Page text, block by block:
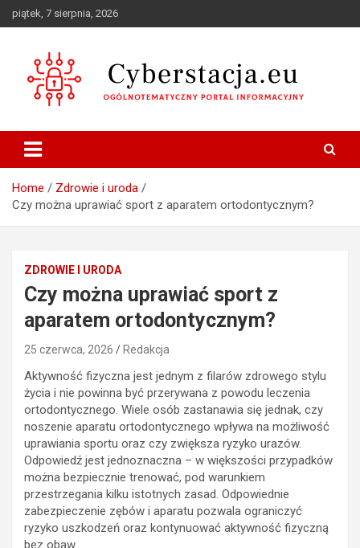
Skip
to
piątek, 7 sierpnia, 2026
Cyberstacja.eu
Home
Zdrowie i uroda
Czy można uprawiać sport z aparatem ortodontycznym?
ZDROWIE I URODA
Czy można uprawiać sport z
aparatem ortodontycznym?
25 czerwca, 2026 Redakcja
Aktywność fizyczna jest jednym z filarów zdrowego stylu
życia i nie powinna być przerywana z powodu leczenia
ortodontycznego. Wiele osób zastanawia się jednak, czy
noszenie aparatu ortodontycznego wpływa na możliwość
uprawiania sportu oraz czy zwiększa ryzyko urazów.
Odpowiedź jest jednoznaczna – w większości przypadków
można bezpiecznie trenować, pod warunkiem
przestrzegania kilku istotnych zasad. Odpowiednie
zabezpieczenie zębów i aparatu pozwala ograniczyć
ryzyko uszkodzeń oraz kontynuować aktywność fizyczną
bez obaw.